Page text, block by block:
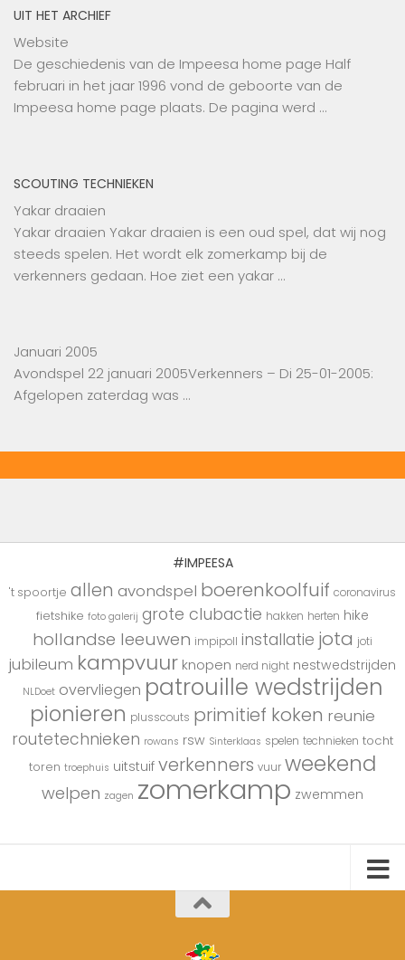
UIT HET ARCHIEF
Website
De geschiedenis van de Impeesa home page Half
februari in het jaar 1996 vond de geboorte van de
Impeesa home page plaats. De pagina werd …
SCOUTING TECHNIEKEN
Yakar draaien
Yakar draaien Yakar draaien is een oud spel, dat wij nog
steeds spelen. Het wordt elk zomerkamp bij de
verkenners gedaan. Hoe ziet een yakar …
Januari 2005
Avondspel 22 januari 2005Verkenners – Di 25-01-2005:
Afgelopen zaterdag was …
#IMPEESA
't spoortje allen avondspel boerenkoolfuif coronavirus
fietshike foto galerij grote clubactie hakken herten hike
hollandse leeuwen impipoll installatie jota joti
jubileum kampvuur knopen nerd night nestwedstrijden
NLDoet overvliegen patrouille wedstrijden
pionieren plusscouts primitief koken reunie
routetechnieken rowans rsw Sinterklaas spelen technieken tocht
toren troephuis uitstuif verkenners vuur weekend
welpen zagen zomerkamp zwemmen